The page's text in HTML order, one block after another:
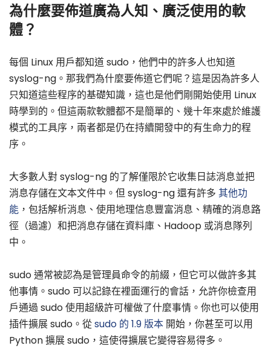
為什麼要佈道廣為人知、廣泛使用的軟
體？
每個 Linux 用戶都知道 sudo，他們中的許多人也知道
syslog-ng。那我們為什麼要佈道它們呢？這是因為許多人
只知道這些程序的基礎知識，這也是他們剛開始使用 Linux
時學到的。但這兩款軟體都不是簡單的、幾十年來處於維護
模式的工具序，兩者都是仍在持續開發中的有生命力的程
序。
大多數人對 syslog-ng 的了解僅限於它收集日誌消息並把
消息存儲在文本文件中。但 syslog-ng 還有許多 其他功
能 ，包括解析消息、使用地理信息豐富消息、精確的消息路
徑（過濾）和把消息存儲在資料庫、Hadoop 或消息隊列
中。
sudo 通常被認為是管理員命令的前綴，但它可以做許多其
他事情。sudo 可以記錄在裡面運行的會話，允許你檢查用
戶通過 sudo 使用超級許可權做了什麼事情。你也可以使用
插件擴展 sudo。從sudo 的 1.9 版本 開始，你甚至可以用
Python 擴展 sudo，這使得擴展它變得容易得多。